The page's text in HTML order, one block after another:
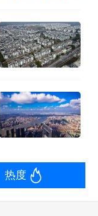
热度